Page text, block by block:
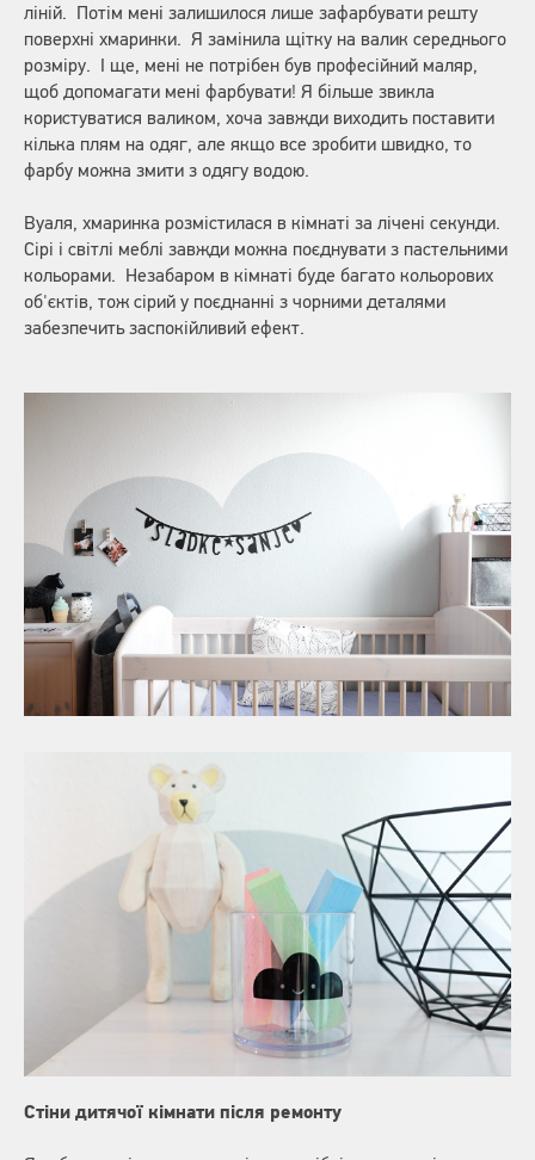
ліній. Потім мені залишилося лише зафарбувати решту
поверхні хмаринки. Я замінила щітку на валик середнього
розміру. І ще, мені не потрібен був професійний маляр,
щоб допомагати мені фарбувати! Я більше звикла
користуватися валиком, хоча завжди виходить поставити
кілька плям на одяг, але якщо все зробити швидко, то
фарбу можна змити з одягу водою.
Вуаля, хмаринка розмістилася в кімнаті за лічені секунди.
Сірі і світлі меблі завжди можна поєднувати з пастельними
кольорами. Незабаром в кімнаті буде багато кольорових
об'єктів, тож сірий у поєднанні з чорними деталями
забезпечить заспокійливий ефект.
Стіни дитячої кімнати після ремонту